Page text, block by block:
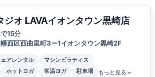
ジオ LAVAイオンタウン黒崎店
15分
西区西曲里町3ー1イオンタウン黒崎2F
アレンタル
マシンピラティス
ホットヨガ 常温ヨガ 駐車場 もっと見る